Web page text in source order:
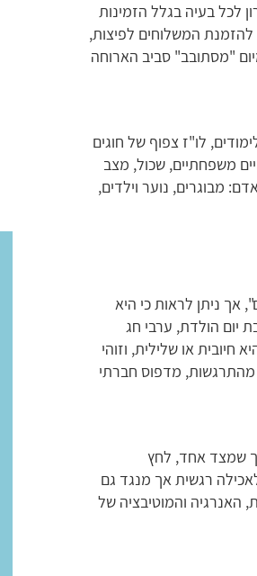
לכל בעיה בגלל הזמינות
להזמנת המשלוחים לפיצות,
"מסתובב" סביב הארוחה
לו"ז צפוף של חוגים
משפחתיים, שכול, מצב
מבוגרים, נוער וילדים,
אך ניתן לראות כי היא
יום הולדת, ערבי חג
חיובית או שלילית, וזוהי
מדפוס חברתי
שמצד אחד, לחץ
רגשית אך מנגד גם
האנרגיה והמוטיבציה של